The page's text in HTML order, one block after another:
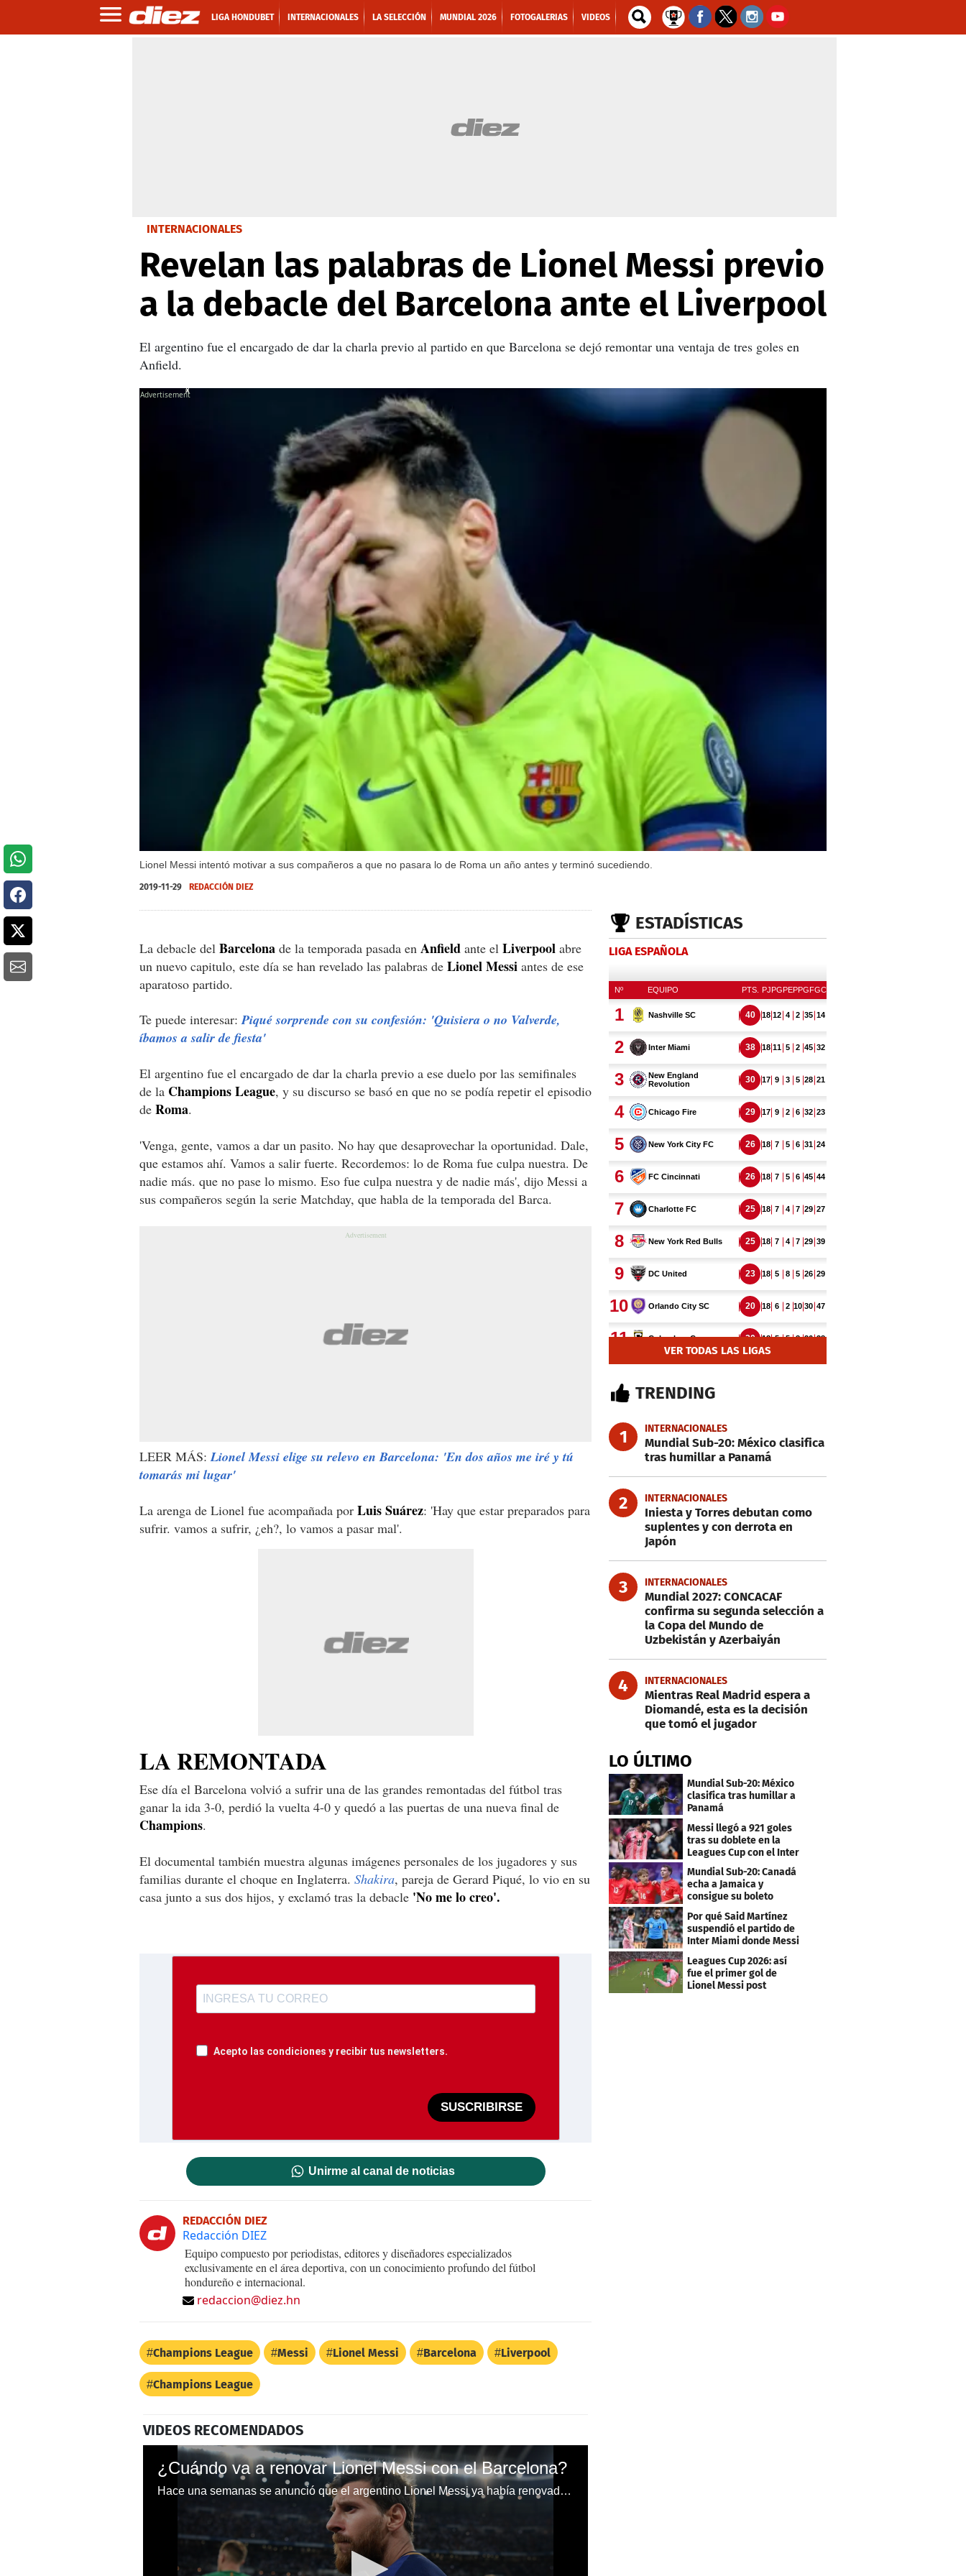
LIGA HONDUBET INTERNACIONALES LA SELECCIÓN MUNDIAL 2026 FOTOGALERIAS VIDEOS
INTERNACIONALES
Revelan las palabras de Lionel Messi previo
a la debacle del Barcelona ante el Liverpool
El argentino fue el encargado de dar la charla previo al partido en que Barcelona se dejó remontar una ventaja de tres goles en
Anfield.
Lionel Messi intentó motivar a sus compañeros a que no pasara lo de Roma un año antes y terminó sucediendo.
X
2019-11-29 REDACCIÓN DIEZ
La debacle del Barcelona de la temporada pasada en Anfield ante el Liverpool abre
un nuevo capitulo, este día se han revelado las palabras de Lionel Messi antes de ese
aparatoso partido.
Te puede interesar: Piqué sorprende con su confesión: 'Quisiera o no Valverde,
íbamos a salir de fiesta'
El argentino fue el encargado de dar la charla previo a ese duelo por las semifinales
de la Champions League, y su discurso se basó en que no se podía repetir el episodio
de Roma.
'Venga, gente, vamos a dar un pasito. No hay que desaprovechar la oportunidad. Dale,
que estamos ahí. Vamos a salir fuerte. Recordemos: lo de Roma fue culpa nuestra. De
nadie más. que no pase lo mismo. Eso fue culpa nuestra y de nadie más', dijo Messi a
sus compañeros según la serie Matchday, que habla de la temporada del Barca.
LEER MÁS: Lionel Messi elige su relevo en Barcelona: 'En dos años me iré y tú
tomarás mi lugar'
La arenga de Lionel fue acompañada por Luis Suárez: 'Hay que estar preparados para
sufrir. vamos a sufrir, ¿eh?, lo vamos a pasar mal'.
LA REMONTADA
Ese día el Barcelona volvió a sufrir una de las grandes remontadas del fútbol tras
ganar la ida 3-0, perdió la vuelta 4-0 y quedó a las puertas de una nueva final de
Champions.
El documental también muestra algunas imágenes personales de los jugadores y sus
familias durante el choque en Inglaterra. Shakira, pareja de Gerard Piqué, lo vio en su
casa junto a sus dos hijos, y exclamó tras la debacle 'No me lo creo'.
Acepto las condiciones y recibir tus newsletters.
SUSCRIBIRSE
Unirme al canal de noticias
REDACCIÓN DIEZ
Redacción DIEZ
Equipo compuesto por periodistas, editores y diseñadores especializados
exclusivamente en el área deportiva, con un conocimiento profundo del fútbol
hondureño e internacional.
redaccion@diez.hn
Champions League Messi Lionel Messi Barcelona Liverpool
Champions League
VIDEOS RECOMENDADOS
¿Cuándo va a renovar Lionel Messi con el Barcelona?
Hace una semanas se anunció que el argentino Lionel Messi ya había renovado con el Barcelona, pero no es así.
ESTADÍSTICAS
LIGA ESPAÑOLA
VER TODAS LAS LIGAS
TRENDING
1 INTERNACIONALES
Mundial Sub-20: México clasifica
tras humillar a Panamá
2 INTERNACIONALES
Iniesta y Torres debutan como
suplentes y con derrota en
Japón
3 INTERNACIONALES
Mundial 2027: CONCACAF
confirma su segunda selección a
la Copa del Mundo de
Uzbekistán y Azerbaiyán
4 INTERNACIONALES
Mientras Real Madrid espera a
Diomandé, esta es la decisión
que tomó el jugador
LO ÚLTIMO
Mundial Sub-20: México
clasifica tras humillar a
Panamá
Messi llegó a 921 goles
tras su doblete en la
Leagues Cup con el Inter
Miami
Mundial Sub-20: Canadá
echa a Jamaica y
consigue su boleto
Por qué Said Martínez
suspendió el partido de
Inter Miami donde Messi
Leagues Cup 2026: así
fue el primer gol de
Lionel Messi post